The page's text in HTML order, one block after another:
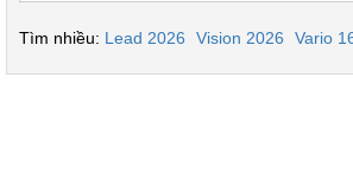
Tìm nhiều: Lead 2026 Vision 2026 Vario